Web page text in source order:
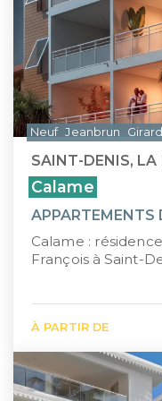
SAINT-DENIS, LA
Calame
APPARTEMENTS
Calame :
François à Saint-
À PARTIR DE
Neuf Jeanbrun